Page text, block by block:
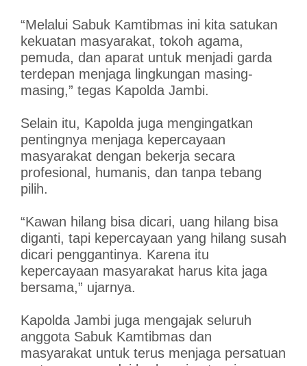
“Melalui Sabuk Kamtibmas ini kita satukan
kekuatan masyarakat, tokoh agama,
pemuda, dan aparat untuk menjadi garda
terdepan menjaga lingkungan masing-
masing,” tegas Kapolda Jambi.
Selain itu, Kapolda juga mengingatkan
pentingnya menjaga kepercayaan
masyarakat dengan bekerja secara
profesional, humanis, dan tanpa tebang
pilih.
“Kawan hilang bisa dicari, uang hilang bisa
diganti, tapi kepercayaan yang hilang susah
dicari penggantinya. Karena itu
kepercayaan masyarakat harus kita jaga
bersama,” ujarnya.
Kapolda Jambi juga mengajak seluruh
anggota Sabuk Kamtibmas dan
masyarakat untuk terus menjaga persatuan